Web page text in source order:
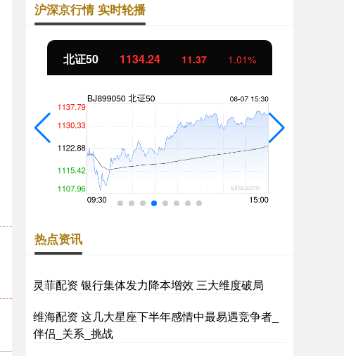
沪深京行情 实时轮播
北证50 1134.24 11.37 1.01%
热点资讯
灵菲配资 银行集体发力降本增效 三大维度破局
维海配资 这几大星座下半年感情中最易遇竞争者_
伴侣_关系_挑战